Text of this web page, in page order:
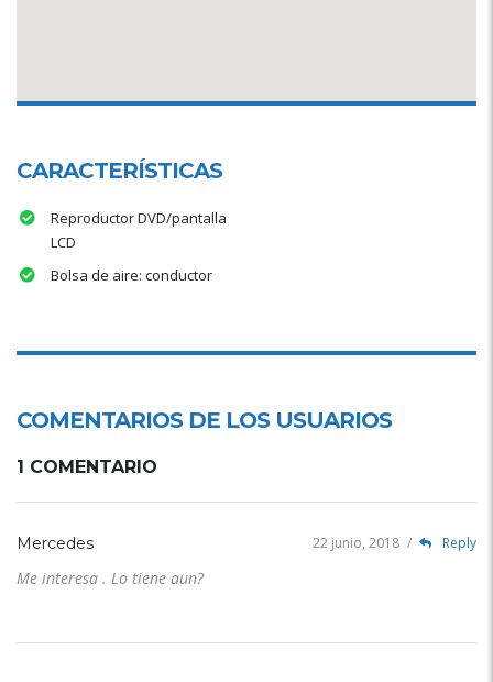
CARACTERÍSTICAS
Reproductor DVD/pantalla
LCD
Bolsa de aire: conductor
COMENTARIOS DE LOS USUARIOS
1 COMENTARIO
Mercedes 22 junio, 2018 / Reply
Me interesa . Lo tiene aun?